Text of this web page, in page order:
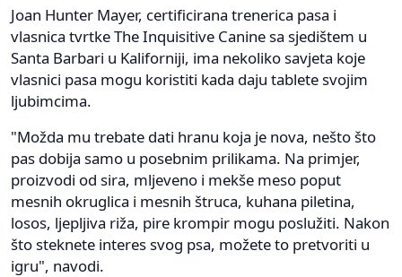
Joan Hunter Mayer, certificirana trenerica pasa i
vlasnica tvrtke The Inquisitive Canine sa sjedištem u
Santa Barbari u Kaliforniji, ima nekoliko savjeta koje
vlasnici pasa mogu koristiti kada daju tablete svojim
ljubimcima.
"Možda mu trebate dati hranu koja je nova, nešto što
pas dobija samo u posebnim prilikama. Na primjer,
proizvodi od sira, mljeveno i mekše meso poput
mesnih okruglica i mesnih štruca, kuhana piletina,
losos, ljepljiva riža, pire krompir mogu poslužiti. Nakon
što steknete interes svog psa, možete to pretvoriti u
igru", navodi.